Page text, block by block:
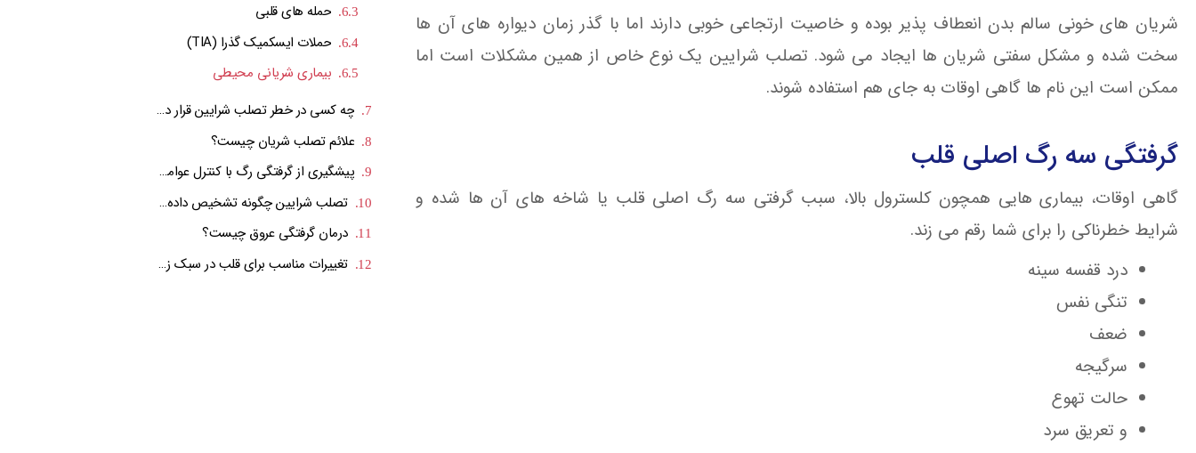
شریان های خونی سالم بدن انعطاف پذیر بوده و خاصیت ارتجاعی خوبی دارند اما با گذر زمان دیواره های آن ها
سخت شده و مشکل سفتی شریان ها ایجاد می شود. تصلب شرایین یک نوع خاص از همین مشکلات است اما
ممکن است این نام ها گاهی اوقات به جای هم استفاده شوند.
گرفتگی سه رگ اصلی قلب
گاهی اوقات، بیماری هایی همچون کلسترول بالا، سبب گرفتی سه رگ اصلی قلب یا شاخه های آن ها شده و
شرایط خطرناکی را برای شما رقم می زند.
درد قفسه سینه
تنگی نفس
ضعف
سرگیجه
حالت تهوع
و تعریق سرد
حمله های قلبی
حملات ایسکمیک گذرا (TIA)
بیماری شریانی محیطی
چه کسی در خطر تصلب شرایین قرار دارد؟
علائم تصلب شریان چیست؟
پیشگیری از گرفتگی رگ با کنترل عوامل موثر
تصلب شرایین چگونه تشخیص داده می شود؟
درمان گرفتگی عروق چیست؟
تغییرات مناسب برای قلب در سبک زندگی